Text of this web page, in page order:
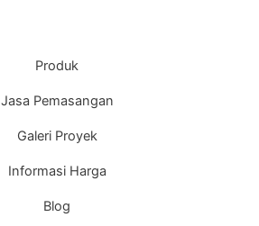
Produk
Jasa Pemasangan
Galeri Proyek
Informasi Harga
Blog